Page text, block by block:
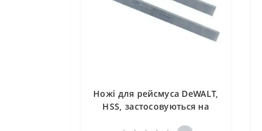
Ножі для рейсмуса DeWALT,
HSS, застосовуються на